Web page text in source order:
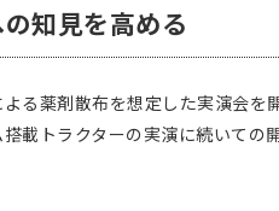
知見を高める
る薬剤散布を想定した実演会を
載トラクターの実演に続いての